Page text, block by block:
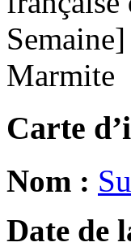
Carte
Nom :
Date de